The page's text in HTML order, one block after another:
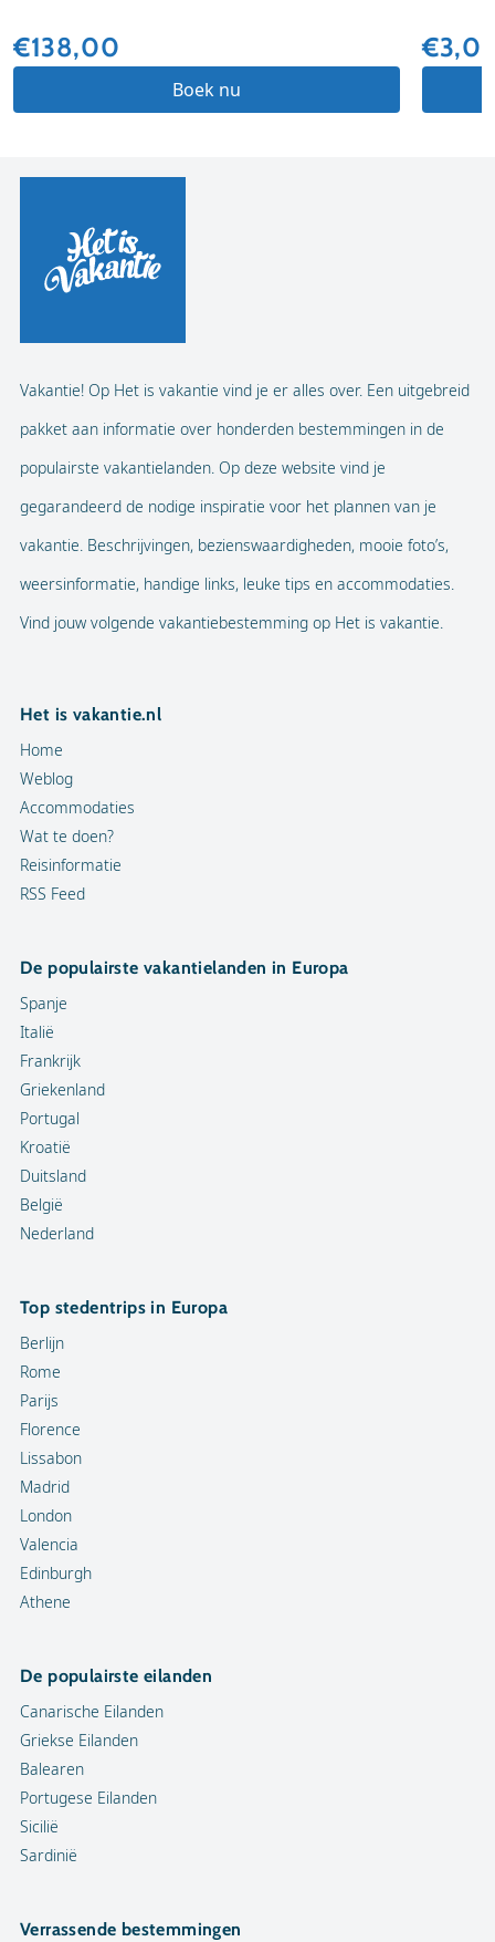
€138,00
Boek nu
Vakantie! Op Het is vakantie vind je er alles over. Een uitgebreid
pakket aan informatie over honderden bestemmingen in de
populairste vakantielanden. Op deze website vind je
gegarandeerd de nodige inspiratie voor het plannen van je
vakantie. Beschrijvingen, bezienswaardigheden, mooie foto’s,
weersinformatie, handige links, leuke tips en accommodaties.
Vind jouw volgende vakantiebestemming op Het is vakantie.
Het is vakantie.nl
Home
Weblog
Accommodaties
Wat te doen?
Reisinformatie
RSS Feed
De populairste vakantielanden in Europa
Spanje
Italië
Frankrijk
Griekenland
Portugal
Kroatië
Duitsland
België
Nederland
Top stedentrips in Europa
Berlijn
Rome
Parijs
Florence
Lissabon
Madrid
London
Valencia
Edinburgh
Athene
De populairste eilanden
Canarische Eilanden
Griekse Eilanden
Balearen
Portugese Eilanden
Sicilië
Sardinië
Verrassende bestemmingen